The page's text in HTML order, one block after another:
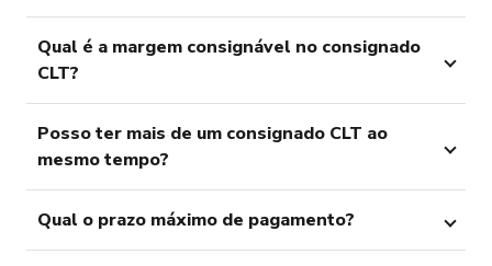
Qual é a margem consignável no consignado
CLT?
Posso ter mais de um consignado CLT ao
mesmo tempo?
Qual o prazo máximo de pagamento?